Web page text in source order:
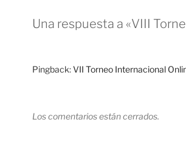
Una respuesta a «VIII
Pingback:VII Torneo Internacional
Los comentarios están cerrados.